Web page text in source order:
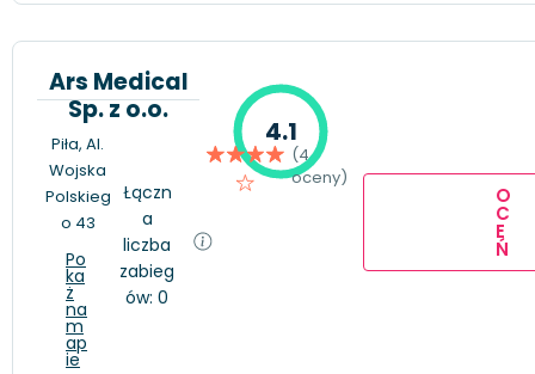
Ars Medical
Sp. z o.o.
Piła, Al.
Wojska
Polskieg
o 43
Po
ka
ż
na
m
ap
ie
Łączn
a
liczba
zabieg
ów: 0
4.1
(4
oceny)
O
C
E
Ń